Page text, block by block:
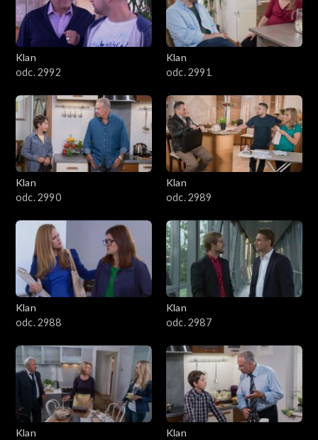
3101–3200
3001–3100
2901–3000
2801–2900
2701–2800
2501–2600
2401–2500
2301–2400
2201–2300
2101–2200
2001–2100
Klan
odc. 2992
Klan
odc. 2991
Klan
odc. 2990
Klan
odc. 2989
Klan
odc. 2988
Klan
odc. 2987
Klan
Klan